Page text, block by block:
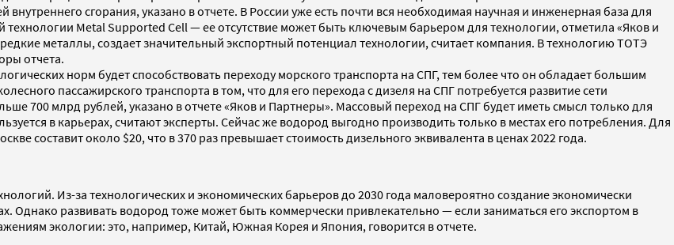
сгорания, указано в отчете. В России уже есть почти вся необходимая научная и инженерная база для
Metal Supported Cell — ее отсутствие может быть ключевым барьером для технологии, отметила «Яков и
металлы, создает значительный экспортный потенциал технологии, считает компания. В технологию ТОТЭ
отчета.
норм будет способствовать переходу морского транспорта на СПГ, тем более что он обладает большим
пассажирского транспорта в том, что для его перехода с дизеля на СПГ потребуется развитие сети
700 млрд рублей, указано в отчете «Яков и Партнеры». Массовый переход на СПГ будет иметь смысл только для
в карьерах, считают эксперты. Сейчас же водород выгодно производить только в местах его потребления. Для
составит около $20, что в 370 раз превышает стоимость дизельного эквивалента в ценах 2022 года.
Из-за технологических и экономических барьеров до 2030 года маловероятно создание экономически
Однако развивать водород тоже может быть коммерчески привлекательно — если заниматься его экспортом в
экологии: это, например, Китай, Южная Корея и Япония, говорится в отчете.